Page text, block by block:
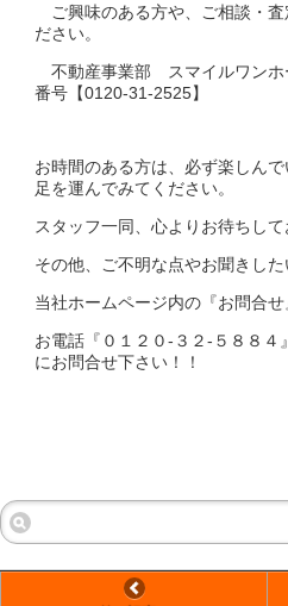
ご興味のある方や、ご相談・査
ださい。
不動産事業部 スマイルワン
番号【0120-31-2525】
お時間のある方は、必ず楽しん
足を運んでみてください。
スタッフ一同、心よりお待ちして
その他、ご不明な点やお聞きし
当社ホームページ内の『お問合
お電話『０１２０-３２-５８８４
にお問合せ下さい！！